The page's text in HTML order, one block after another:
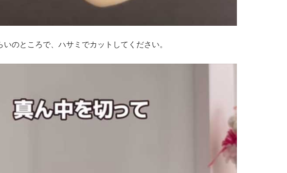
のところで、ハサミでカットしてください。